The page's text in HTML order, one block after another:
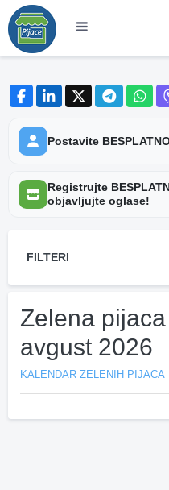
Postavite
Registrujte
objavljujte oglase!
FILTERI
Zelena
avgust 2026
KALENDAR ZELENIH PIJACA